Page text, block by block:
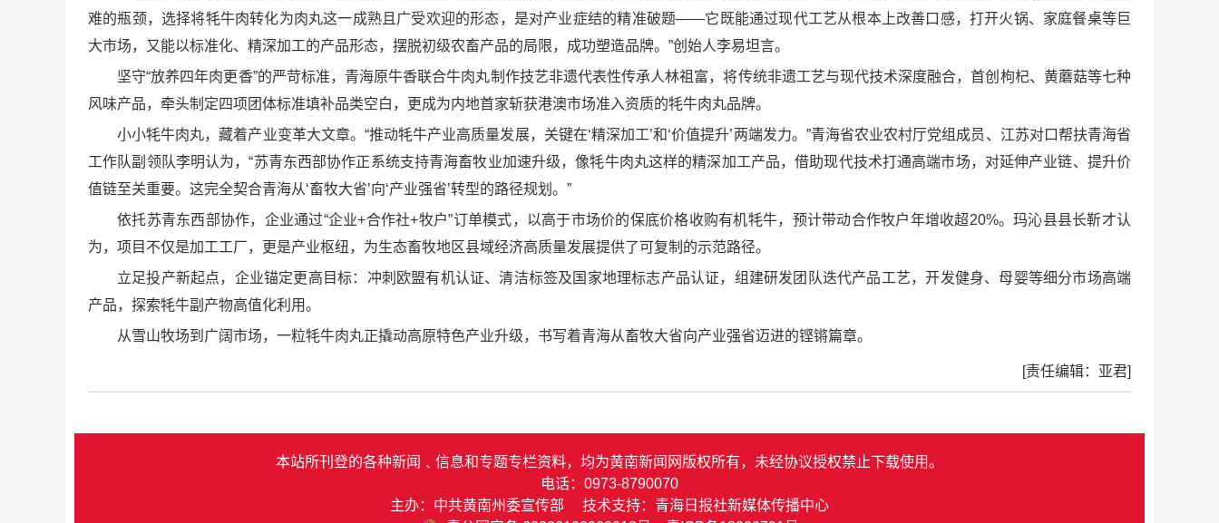
难的瓶颈，选择将牦牛肉转化为肉丸这一成熟且广受欢迎的形态，是对产业症结的精准破题——它既能通过现代工艺从根本上改善口感，打开火锅、家庭餐桌等巨
大市场，又能以标准化、精深加工的产品形态，摆脱初级农畜产品的局限，成功塑造品牌。”创始人李易坦言。
坚守“放养四年肉更香”的严苛标准，青海原牛香联合牛肉丸制作技艺非遗代表性传承人林祖富，将传统非遗工艺与现代技术深度融合，首创枸杞、黄蘑菇等七种
风味产品，牵头制定四项团体标准填补品类空白，更成为内地首家斩获港澳市场准入资质的牦牛肉丸品牌。
小小牦牛肉丸，藏着产业变革大文章。“推动牦牛产业高质量发展，关键在‘精深加工’和‘价值提升’两端发力。”青海省农业农村厅党组成员、江苏对口帮扶青海省
工作队副领队李明认为，“苏青东西部协作正系统支持青海畜牧业加速升级，像牦牛肉丸这样的精深加工产品，借助现代技术打通高端市场，对延伸产业链、提升价
值链至关重要。这完全契合青海从‘畜牧大省’向‘产业强省’转型的路径规划。”
依托苏青东西部协作，企业通过“企业+合作社+牧户”订单模式，以高于市场价的保底价格收购有机牦牛，预计带动合作牧户年增收超20%。玛沁县县长靳才认
为，项目不仅是加工工厂，更是产业枢纽，为生态畜牧地区县域经济高质量发展提供了可复制的示范路径。
立足投产新起点，企业锚定更高目标：冲刺欧盟有机认证、清洁标签及国家地理标志产品认证，组建研发团队迭代产品工艺，开发健身、母婴等细分市场高端
产品，探索牦牛副产物高值化利用。
从雪山牧场到广阔市场，一粒牦牛肉丸正撬动高原特色产业升级，书写着青海从畜牧大省向产业强省迈进的铿锵篇章。
[责任编辑：亚君]
本站所刊登的各种新闻﹑信息和专题专栏资料，均为黄南新闻网版权所有，未经协议授权禁止下载使用。
电话：0973-8790070
主办：中共黄南州委宣传部 技术支持：青海日报社新媒体传播中心